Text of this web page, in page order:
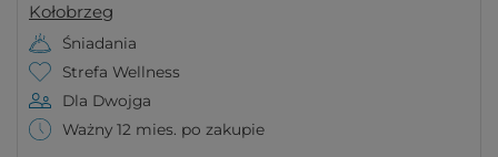
Kołobrzeg
Śniadania
Strefa Wellness
Dla Dwojga
Ważny 12 mies. po zakupie